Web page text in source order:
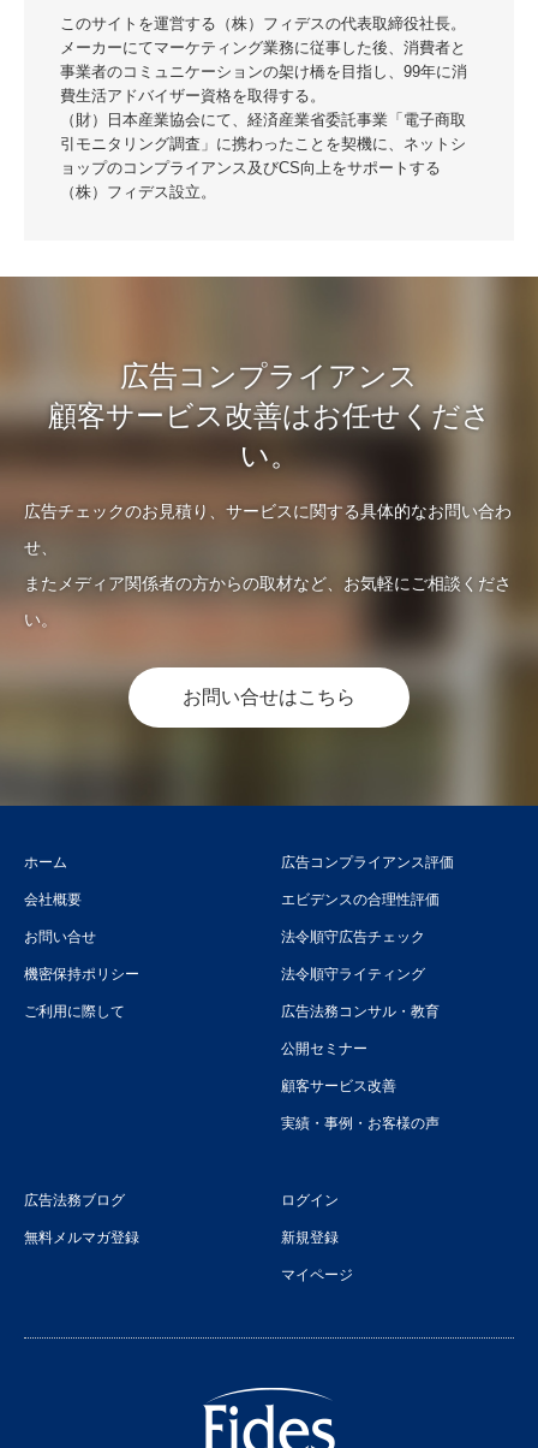
このサイトを運営する（株）フィデスの代表取締役社長。
メーカーにてマーケティング業務に従事した後、消費者と
事業者のコミュニケーションの架け橋を目指し、99年に消
費生活アドバイザー資格を取得する。
（財）日本産業協会にて、経済産業省委託事業「電子商取
引モニタリング調査」に携わったことを契機に、ネットシ
ョップのコンプライアンス及びCS向上をサポートする
（株）フィデス設立。
広告コンプライアンス
顧客サービス改善はお任せくださ
い。
広告チェックのお見積り、サービスに関する具体的なお問い合わ
せ、
またメディア関係者の方からの取材など、お気軽にご相談くださ
い。
お問い合せはこちら
ホーム
会社概要
お問い合せ
機密保持ポリシー
ご利用に際して
広告コンプライアンス評価
エビデンスの合理性評価
法令順守広告チェック
法令順守ライティング
広告法務コンサル・教育
公開セミナー
顧客サービス改善
実績・事例・お客様の声
広告法務ブログ
無料メルマガ登録
ログイン
新規登録
マイページ